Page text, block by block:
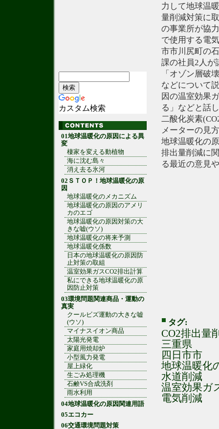
力して地球温
量削減対策に
の事業所が協
で使用する電
市市川尻町の
課の社員2人が
「オゾン層破
などについて
因の温室効果
る」などと話
二酸化炭素
メーターの見
地球温暖化の
排出量削減に
る最近の意見
タグ:
CO2排出量
三重県
四日市市
地球温暖化
水道削減
温室効果ガ
電気削減
カスタム検索
01地球温暖化の原因による異
変
棲家を変える動植物
海に沈む島々
消え去る氷河
02ＳＴＯＰ！地球温暖化の原
因
地球温暖化のメカニズム
地球温暖化の原因のアメリ
カのエゴ
地球温暖化の原因対策の大
きな嘘(ウソ)
地球温暖化の将来予測
地球温暖化係数
日本の地球温暖化の原因防
止対策の取組
温室効果ガスCO2排出計算
私にできる地球温暖化の原
因防止対策
03環境問題関連商品・運動の
真実
クールビズ運動の大きな嘘
(ウソ)
マイナスイオン商品
太陽光発電
家庭用焼却炉
小型風力発電
屋上緑化
生ごみ処理機
石鹸VS合成洗剤
雨水利用
04地球温暖化の原因関連用語
05エコカー
06交通環境問題対策